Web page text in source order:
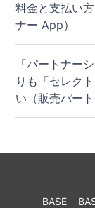
料金と支払い
ナー App）
「パートナー
りも「セレク
い（販売パー
BASE